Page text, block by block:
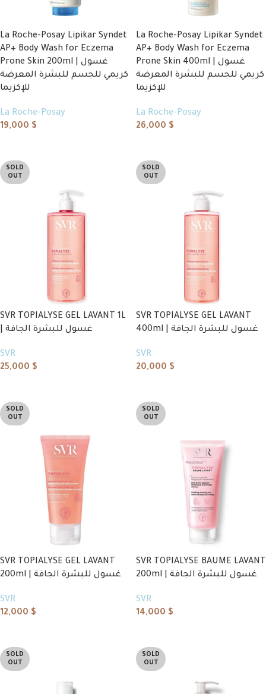
La Roche-Posay Lipikar Syndet
AP+ Body Wash for Eczema
Prone Skin 200ml | غسول
كريمي للجسم للبشرة المعرضة
للإكزيما
La Roche-Posay
19,000 $
La Roche-Posay Lipikar Syndet
AP+ Body Wash for Eczema
Prone Skin 400ml | غسول
كريمي للجسم للبشرة المعرضة
للإكزيما
La Roche-Posay
26,000 $
SOLD
OUT
SVR TOPIALYSE GEL LAVANT 1L
| غسول للبشرة الجافة
SVR
25,000 $
SOLD
OUT
SVR TOPIALYSE GEL LAVANT
400ml | غسول للبشرة الجافة
SVR
20,000 $
SOLD
OUT
SVR TOPIALYSE GEL LAVANT
200ml | غسول للبشرة الجافة
SVR
12,000 $
SOLD
OUT
SVR TOPIALYSE BAUME LAVANT
200ml | غسول للبشرة الجافة
SVR
14,000 $
SOLD
OUT
SOLD
OUT